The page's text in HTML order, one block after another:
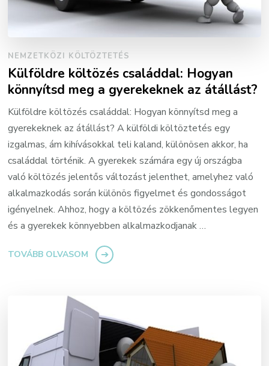
NEMZETKÖZI KÖLTÖZTETÉS
Külföldre költözés családdal: Hogyan
könnyítsd meg a gyerekeknek az átállást?
Külföldre költözés családdal: Hogyan könnyítsd meg a
gyerekeknek az átállást? A külföldi költöztetés egy
izgalmas, ám kihívásokkal teli kaland, különösen akkor, ha
családdal történik. A gyerekek számára egy új országba
való költözés jelentős változást jelenthet, amelyhez való
alkalmazkodás során különös figyelmet és gondosságot
igényelnek. Ahhoz, hogy a költözés zökkenőmentes legyen
és a gyerekek könnyebben alkalmazkodjanak …
TOVÁBB OLVASOM